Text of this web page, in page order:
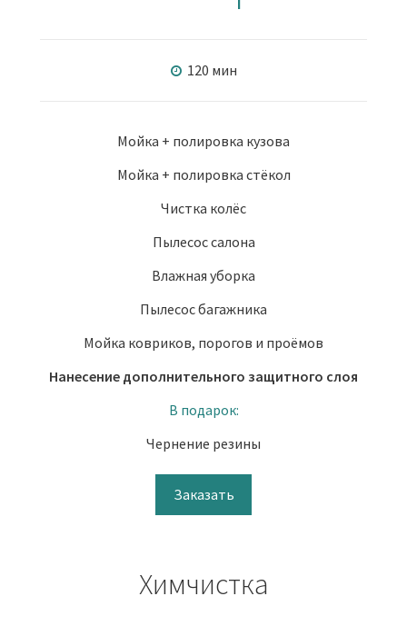
120 мин
Мойка + полировка кузова
Мойка + полировка стёкол
Чистка колёс
Пылесос салона
Влажная уборка
Пылесос багажника
Мойка ковриков, порогов и проёмов
Нанесение дополнительного защитного слоя
В подарок:
Чернение резины
Заказать
Химчистка